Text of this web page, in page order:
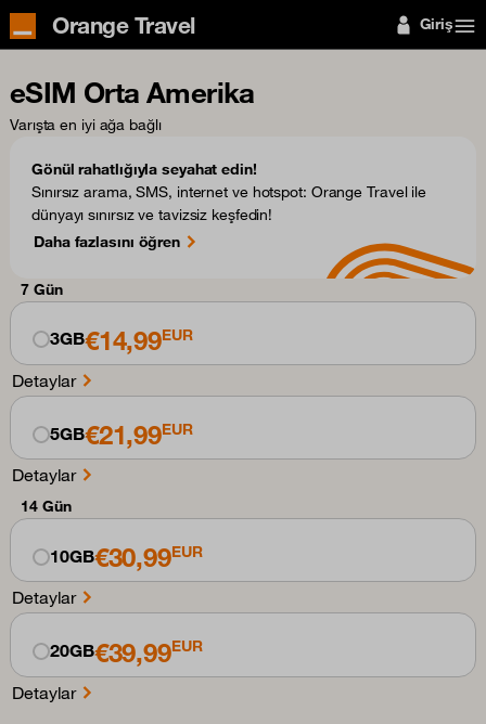
Orange Travel Giriş
eSIM Orta Amerika
Varışta en iyi ağa bağlı
Gönül rahatlığıyla seyahat edin!
Sınırsız arama, SMS, internet ve hotspot: Orange Travel ile
dünyayı sınırsız ve tavizsiz keşfedin!
Daha fazlasını öğren
7 Gün
3GB€14,99EUR
Detaylar
5GB€21,99EUR
Detaylar
14 Gün
10GB€30,99EUR
Detaylar
20GB€39,99EUR
Detaylar